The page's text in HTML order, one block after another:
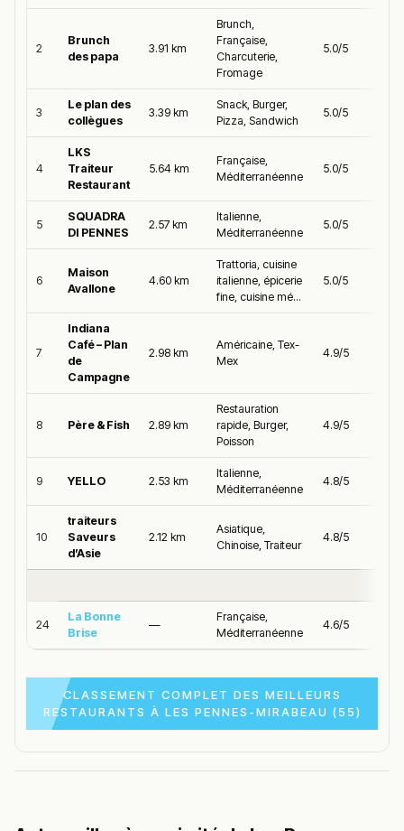
2
Brunch
des papa
3.91 km
Brunch,
Française,
Charcuterie,
Fromage
5.0/5
3
Le plan des
collègues
3.39 km
Snack, Burger,
Pizza, Sandwich
5.0/5
4
LKS
Traiteur
Restaurant
5.64 km
Française,
Méditerranéenne
5.0/5
5
SQUADRA
DI PENNES
2.57 km
Italienne,
Méditerranéenne
5.0/5
6
Maison
Avallone
4.60 km
Trattoria, cuisine
italienne, épicerie
fine, cuisine mé...
5.0/5
7
Indiana
Café – Plan
de
Campagne
2.98 km
Américaine, Tex-
Mex
4.9/5
8 Père & Fish 2.89 km
Restauration
rapide, Burger,
Poisson
4.9/5
9 YELLO 2.53 km
Italienne,
Méditerranéenne
4.8/5
10
traiteurs
Saveurs
d’Asie
2.12 km
Asiatique,
Chinoise, Traiteur
4.8/5
24
La Bonne
Brise
—
Française,
Méditerranéenne
4.6/5
CLASSEMENT COMPLET DES MEILLEURS
RESTAURANTS À LES PENNES-MIRABEAU (55)